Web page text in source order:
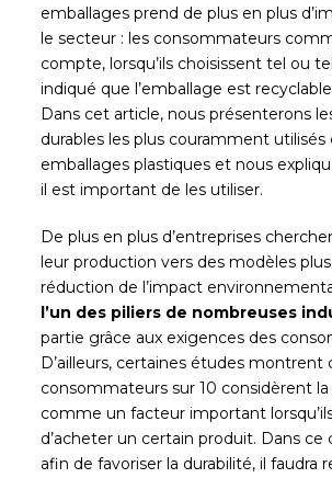
emballages prend de plus en plus
le secteur : les consommateurs
compte, lorsqu’ils choisissent tel ou
indiqué que l’emballage est
Dans cet article, nous présenterons
durables les plus couramment utilisés
emballages plastiques et nous
il est important de les utiliser.
De plus en plus d’entreprises
leur production vers des modèles plus
réduction de l’impact
l’un des piliers de nombreuses
partie grâce aux exigences des
D’ailleurs, certaines études montrent
consommateurs sur 10 considèrent la
comme un facteur important
d’acheter un certain produit. Dans
afin de favoriser la durabilité, il faudra